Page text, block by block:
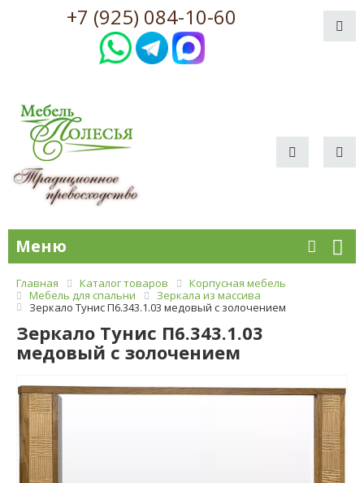
+7 (925) 084-10-60
Меню
Главная Каталог товаров
Корпусная мебель
Мебель для спальни
Зеркала из массива
Зеркало Тунис П6.343.1.03 медовый с золочением
Зеркало Тунис П6.343.1.03
медовый с золочением